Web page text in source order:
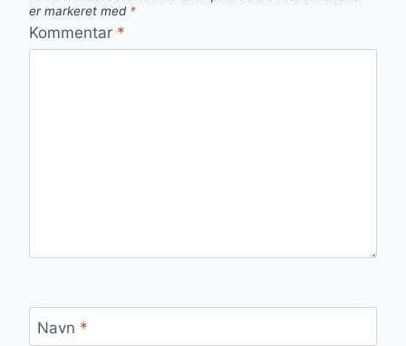
er markeret med *
Kommentar *
Navn *